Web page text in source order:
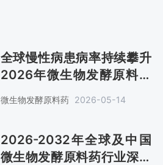
全球慢性病患病率持续攀升
2026年微生物发酵原料药
销售额约310亿美元[图]
微生物发酵原料药 2026-05-14
2026-2032年全球及中国
微生物发酵原料药行业深度